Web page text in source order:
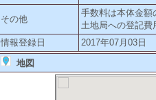
その他
手数料は本体金額
土地局への登記費
情報登録日
2017年07月03日
地図